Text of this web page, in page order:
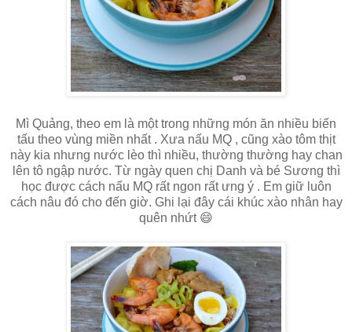
Mì Quảng, theo em là một trong những món ăn nhiều biến
tấu theo vùng miền nhất . Xưa nấu MQ , cũng xào tôm thịt
này kia nhưng nước lèo thì nhiều, thường thường hay chan
lên tô ngập nước. Từ ngày quen chị Danh và bé Sương thì
học được cách nấu MQ rất ngon rất ưng ý . Em giữ luôn
cách nâu đó cho đến giờ. Ghi lại đây cái khúc xào nhân hay
quên nhứt 😄